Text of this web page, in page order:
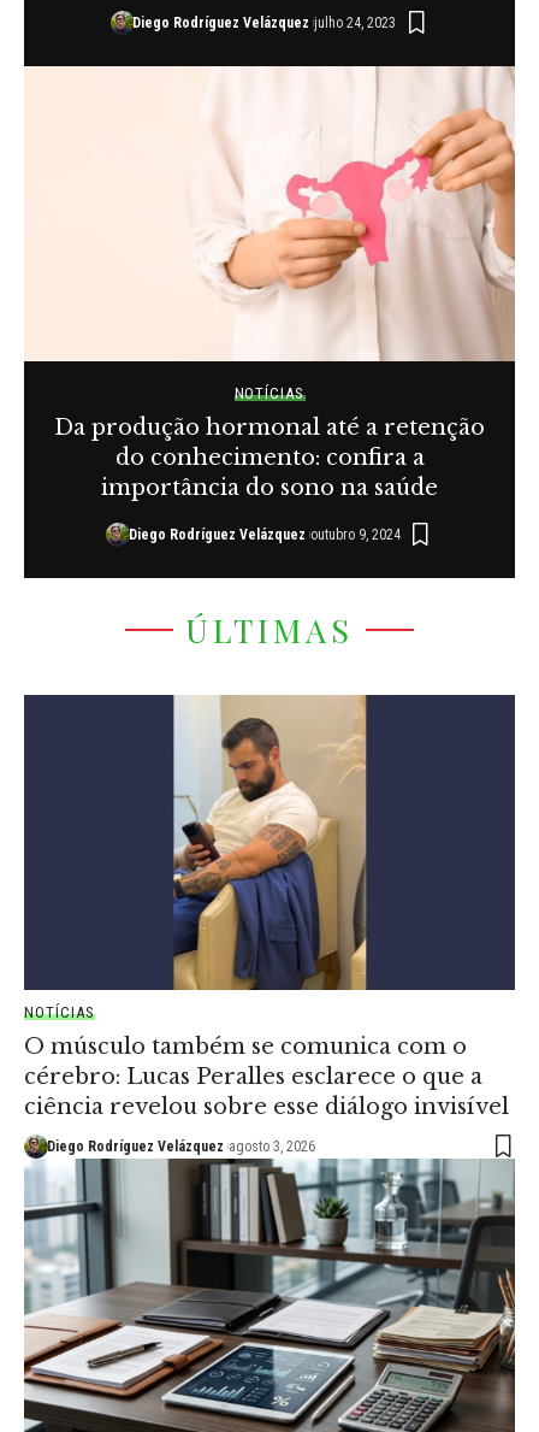
Diego Rodríguez Velázquez julho 24, 2023
NOTÍCIAS
Da produção hormonal até a retenção
do conhecimento: confira a
importância do sono na saúde
Diego Rodríguez Velázquez outubro 9, 2024
ÚLTIMAS
NOTÍCIAS
O músculo também se comunica com o
cérebro: Lucas Peralles esclarece o que a
ciência revelou sobre esse diálogo invisível
Diego Rodríguez Velázquez agosto 3, 2026